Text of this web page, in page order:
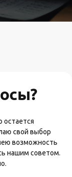
остается
свой выбор
возможность
нашим советом.